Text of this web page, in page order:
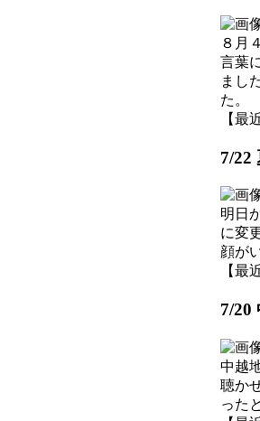
８月
言葉
まし
た。
【最
7/22
明日
に変
顔が
【最
7/20
中越
聴か
った